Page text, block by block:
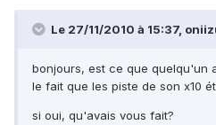
Le 27/11/2010 à 15:37,
bonjours, est ce que quelqu'un
le fait que les piste de son x10
si oui, qu'avais vous fait?